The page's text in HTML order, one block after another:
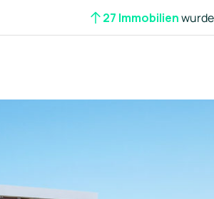
27 Immobilien